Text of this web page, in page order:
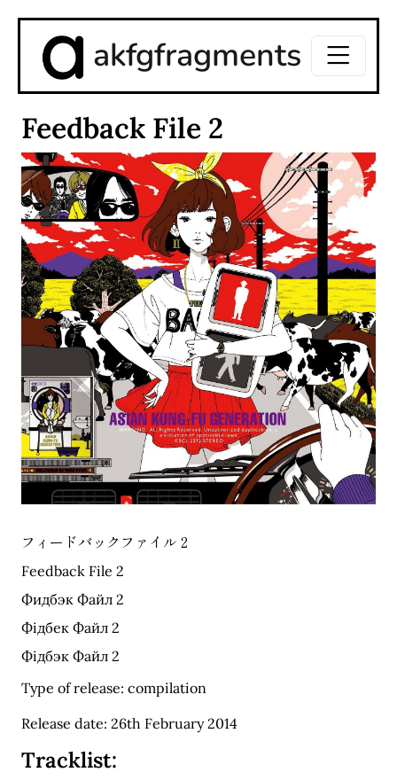
akfgfragments
Feedback File 2
フィードバックファイル 2
Feedback File 2
Фидбэк Файл 2
Фідбек Файл 2
Фідбэк Файл 2
Type of release: compilation
Release date: 26th February 2014
Tracklist: